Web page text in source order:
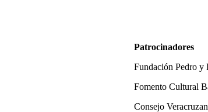
Patrocinadores
Fundación Pedro y
Fomento Cultural
Consejo